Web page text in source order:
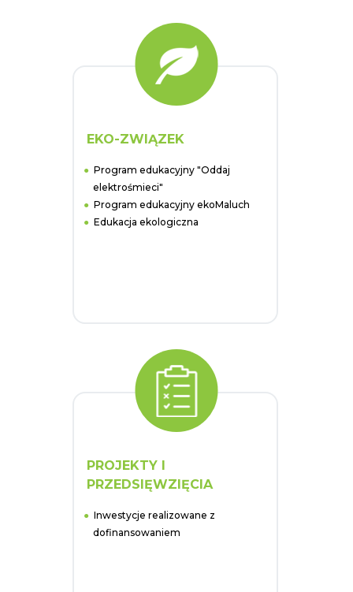
EKO-ZWIĄZEK
Program edukacyjny "Oddaj
elektrośmieci"
Program edukacyjny ekoMaluch
Edukacja ekologiczna
PROJEKTY I
PRZEDSIĘWZIĘCIA
Inwestycje realizowane z
dofinansowaniem